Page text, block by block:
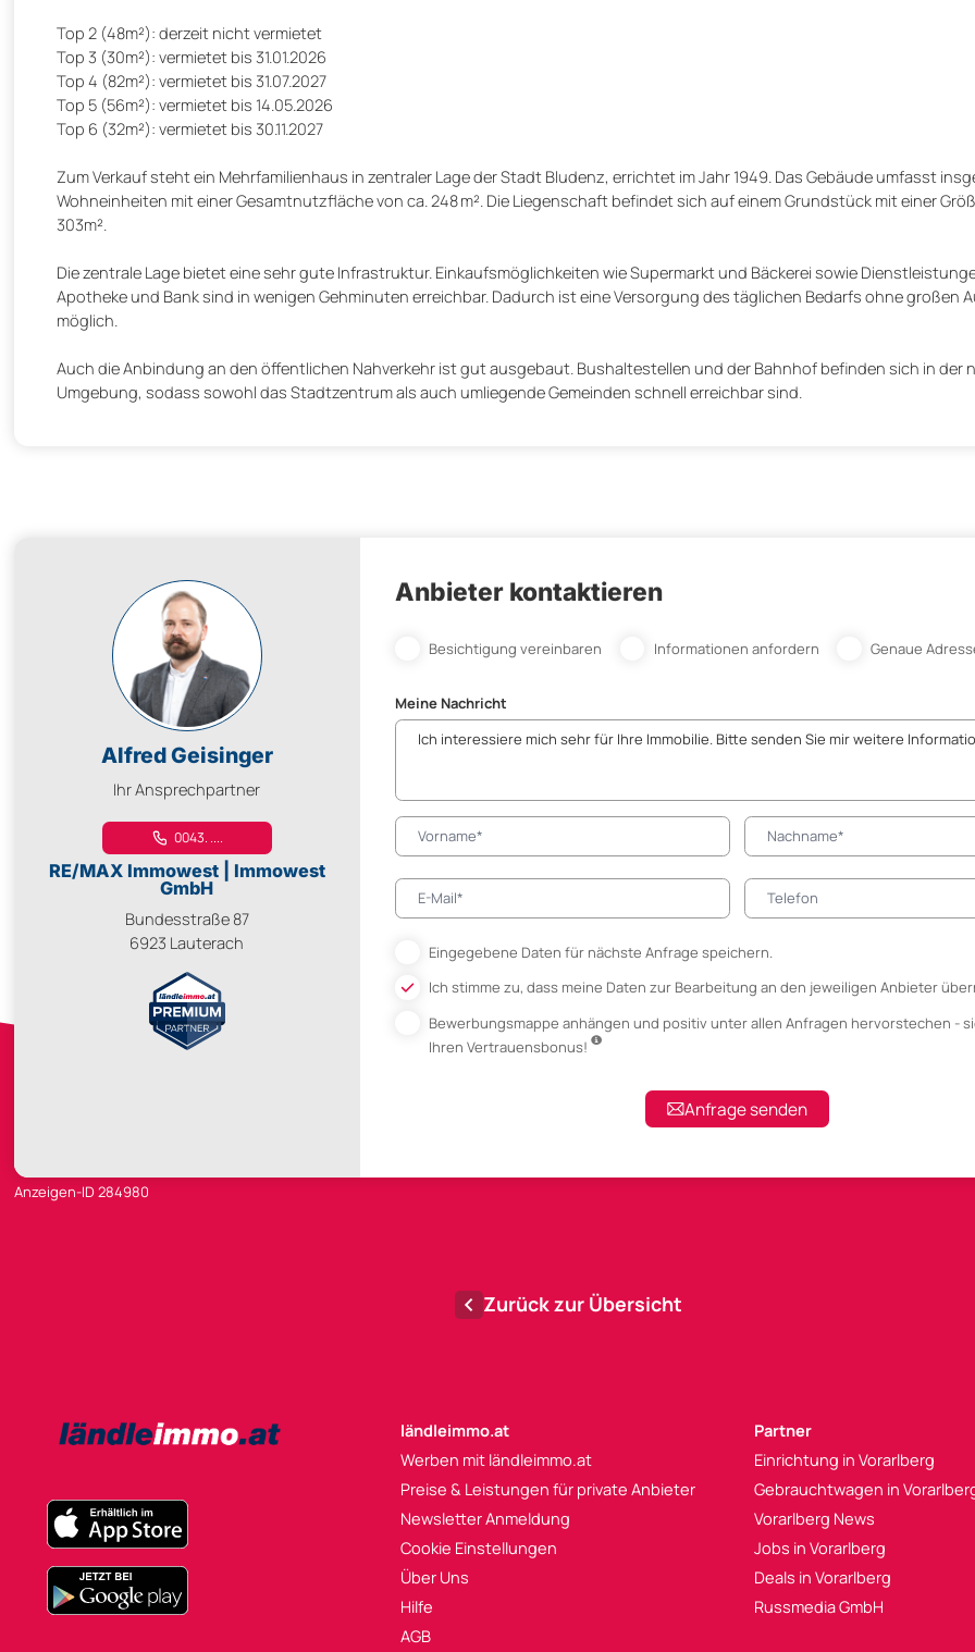
Top 2 (48m²): derzeit nicht vermietet
Top 3 (30m²): vermietet bis 31.01.2026
Top 4 (82m²): vermietet bis 31.07.2027
Top 5 (56m²): vermietet bis 14.05.2026
Top 6 (32m²): vermietet bis 30.11.2027
Zum Verkauf steht ein Mehrfamilienhaus in zentraler Lage der Stadt Bludenz, errichtet im Jahr 1949. Das Gebäude umfasst
Wohneinheiten mit einer Gesamtnutzfläche von ca. 248 m². Die Liegenschaft befindet sich auf einem Grundstück mit einer
303m².
Die zentrale Lage bietet eine sehr gute Infrastruktur. Einkaufsmöglichkeiten wie Supermarkt und Bäckerei sowie
Apotheke und Bank sind in wenigen Gehminuten erreichbar. Dadurch ist eine Versorgung des täglichen Bedarfs ohne großen
möglich.
Auch die Anbindung an den öffentlichen Nahverkehr ist gut ausgebaut. Bushaltestellen und der Bahnhof befinden sich in der
Umgebung, sodass sowohl das Stadtzentrum als auch umliegende Gemeinden schnell erreichbar sind.
Alfred Geisinger
Ihr Ansprechpartner
0043. ....
RE/MAX Immowest | Immowest
GmbH
Bundesstraße 87
6923 Lauterach
Anbieter kontaktieren
Besichtigung vereinbaren Informationen anfordern Genaue
Meine Nachricht
Eingegebene Daten für nächste Anfrage speichern.
Ich stimme zu, dass meine Daten zur Bearbeitung an den jeweiligen Anbieter
Bewerbungsmappe anhängenund positiv unter allen Anfragen hervorstechen -
Ihren Vertrauensbonus!
Anfrage senden
Anzeigen-ID 284980
Zurück zur Übersicht
ländleimmo.at
Werben mit ländleimmo.at
Preise & Leistungen für private Anbieter
Newsletter Anmeldung
Cookie Einstellungen
Über Uns
Hilfe
AGB
Partner
Einrichtung in Vorarlberg
Gebrauchtwagen in
Vorarlberg News
Jobs in Vorarlberg
Deals in Vorarlberg
Russmedia GmbH